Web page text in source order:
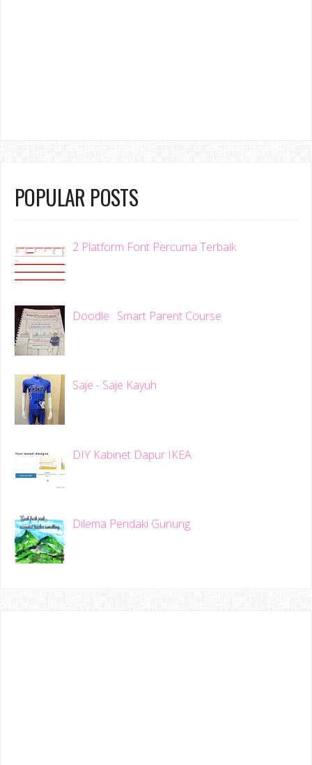
POPULAR POSTS
2 Platform Font Percuma Terbaik
Doodle : Smart Parent Course
Saje - Saje Kayuh
DIY Kabinet Dapur IKEA
Dilema Pendaki Gunung